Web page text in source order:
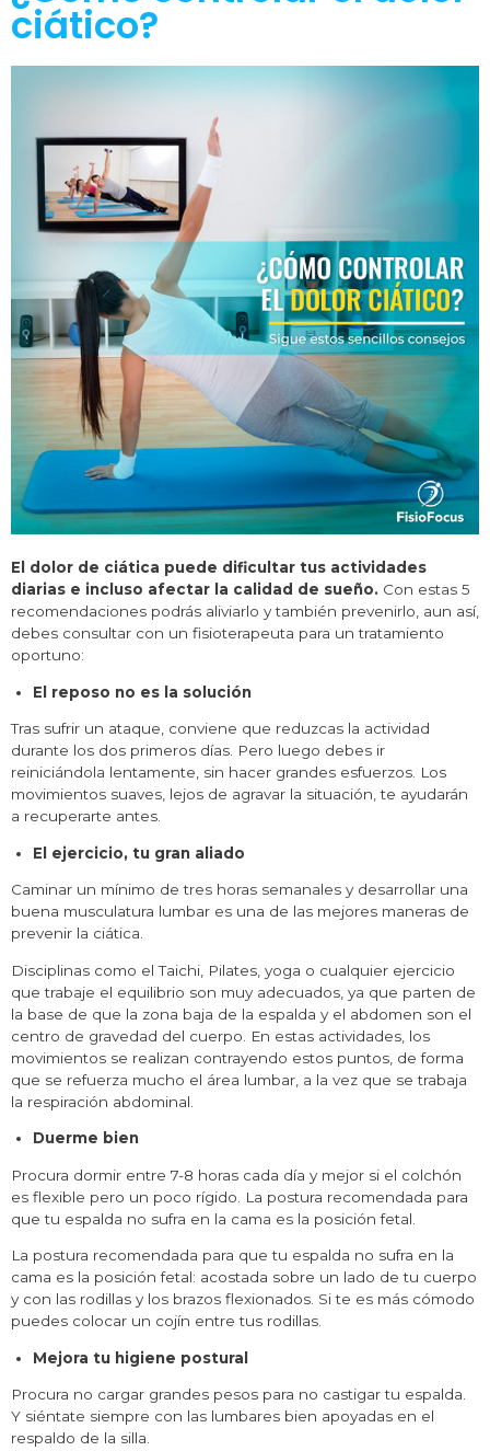
ciático?
El dolor de ciática puede dificultar tus actividades
diarias e incluso afectar la calidad de sueño. Con estas 5
recomendaciones podrás aliviarlo y también prevenirlo, aun así,
debes consultar con un fisioterapeuta para un tratamiento
oportuno:
El reposo no es la solución
Tras sufrir un ataque, conviene que reduzcas la actividad
durante los dos primeros días. Pero luego debes ir
reiniciándola lentamente, sin hacer grandes esfuerzos. Los
movimientos suaves, lejos de agravar la situación, te ayudarán
a recuperarte antes.
El ejercicio, tu gran aliado
Caminar un mínimo de tres horas semanales y desarrollar una
buena musculatura lumbar es una de las mejores maneras de
prevenir la ciática.
Disciplinas como el Taichi, Pilates, yoga o cualquier ejercicio
que trabaje el equilibrio son muy adecuados, ya que parten de
la base de que la zona baja de la espalda y el abdomen son el
centro de gravedad del cuerpo. En estas actividades, los
movimientos se realizan contrayendo estos puntos, de forma
que se refuerza mucho el área lumbar, a la vez que se trabaja
la respiración abdominal.
Duerme bien
Procura dormir entre 7-8 horas cada día y mejor si el colchón
es flexible pero un poco rígido. La postura recomendada para
que tu espalda no sufra en la cama es la posición fetal.
La postura recomendada para que tu espalda no sufra en la
cama es la posición fetal: acostada sobre un lado de tu cuerpo
y con las rodillas y los brazos flexionados. Si te es más cómodo
puedes colocar un cojín entre tus rodillas.
Mejora tu higiene postural
Procura no cargar grandes pesos para no castigar tu espalda.
Y siéntate siempre con las lumbares bien apoyadas en el
respaldo de la silla.